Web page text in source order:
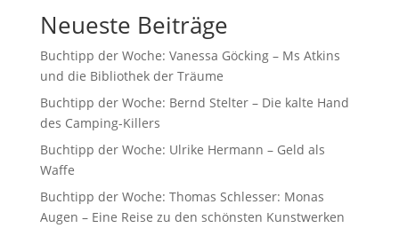
Neueste Beiträge
Buchtipp der Woche: Vanessa Göcking – Ms Atkins
und die Bibliothek der Träume
Buchtipp der Woche: Bernd Stelter – Die kalte Hand
des Camping-Killers
Buchtipp der Woche: Ulrike Hermann – Geld als
Waffe
Buchtipp der Woche: Thomas Schlesser: Monas
Augen – Eine Reise zu den schönsten Kunstwerken